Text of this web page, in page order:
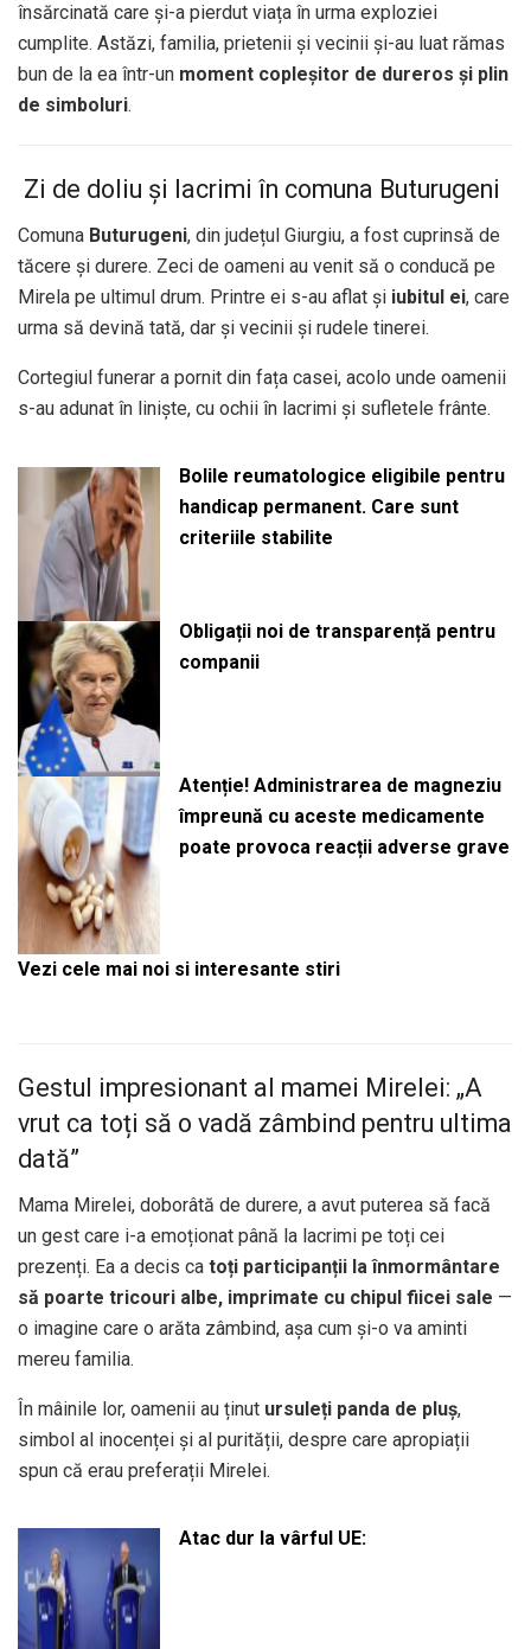
însărcinată care și-a pierdut viața în urma exploziei
cumplite. Astăzi, familia, prietenii și vecinii și-au luat rămas
bun de la ea într-un moment copleșitor de dureros și plin
de simboluri.
️ Zi de doliu și lacrimi în comuna Buturugeni
Comuna Buturugeni, din județul Giurgiu, a fost cuprinsă de
tăcere și durere. Zeci de oameni au venit să o conducă pe
Mirela pe ultimul drum. Printre ei s-au aflat și iubitul ei, care
urma să devină tată, dar și vecinii și rudele tinerei.
Cortegiul funerar a pornit din fața casei, acolo unde oamenii
s-au adunat în liniște, cu ochii în lacrimi și sufletele frânte.
Bolile reumatologice eligibile pentru
handicap permanent. Care sunt
criteriile stabilite
Obligații noi de transparență pentru
companii
Atenție! Administrarea de magneziu
împreună cu aceste medicamente
poate provoca reacții adverse grave
Vezi cele mai noi si interesante stiri
Gestul impresionant al mamei Mirelei: „A
vrut ca toți să o vadă zâmbind pentru ultima
dată”
Mama Mirelei, doborâtă de durere, a avut puterea să facă
un gest care i-a emoționat până la lacrimi pe toți cei
prezenți. Ea a decis ca toți participanții la înmormântare
să poarte tricouri albe, imprimate cu chipul fiicei sale —
o imagine care o arăta zâmbind, așa cum și-o va aminti
mereu familia.
În mâinile lor, oamenii au ținut ursuleți panda de pluș,
simbol al inocenței și al purității, despre care apropiații
spun că erau preferații Mirelei.
Atac dur la vârful UE: